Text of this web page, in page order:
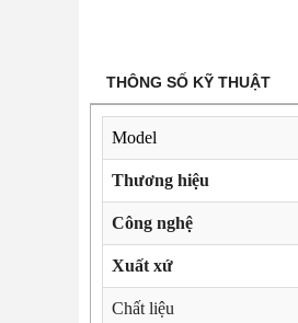
THÔNG SỐ KỸ THUẬT
Model
Thương hiệu
Công nghệ
Xuất xứ
Chất liệu